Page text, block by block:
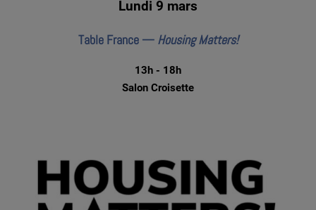
Lundi 9 mars
Table France — Housing Matters!
13h - 18h
Salon Croisette